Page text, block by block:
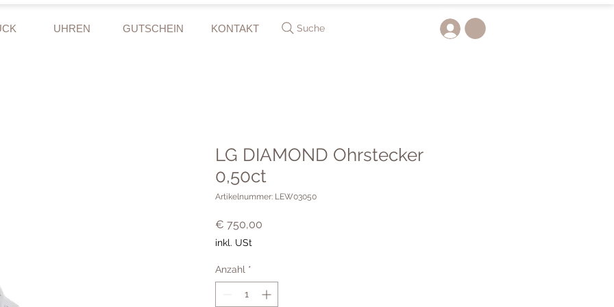
UHREN GUTSCHEIN KONTAKT Suche
LG DIAMOND Ohrstecker
0,50ct
Artikelnummer: LEW03050
€ 750,00
inkl. USt
Anzahl *